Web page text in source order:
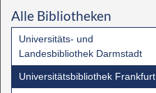
Alle Bibliotheken
Universitäts- und
Landesbibliothek Darmstadt
Universitätsbibliothek Frankfurt